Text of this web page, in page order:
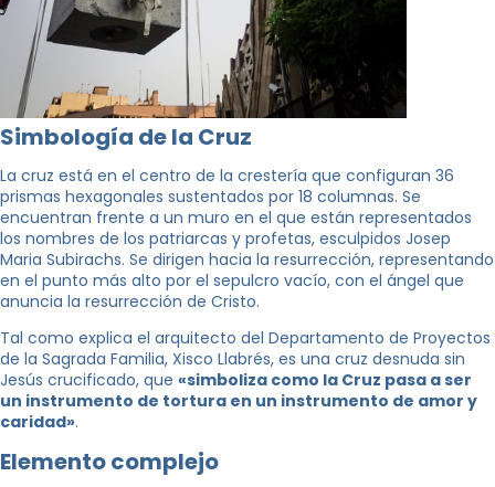
Simbología de la Cruz
La cruz está en el centro de la crestería que configuran 36
prismas hexagonales sustentados por 18 columnas. Se
encuentran frente a un muro en el que están representados
los nombres de los patriarcas y profetas, esculpidos Josep
Maria Subirachs. Se dirigen hacia la resurrección, representando
en el punto más alto por el sepulcro vacío, con el ángel que
anuncia la resurrección de Cristo.
Tal como explica el arquitecto del Departamento de Proyectos
de la Sagrada Familia, Xisco Llabrés, es una cruz desnuda sin
Jesús crucificado, que «simboliza como la Cruz pasa a ser
un instrumento de tortura en un instrumento de amor y
caridad».
Elemento complejo